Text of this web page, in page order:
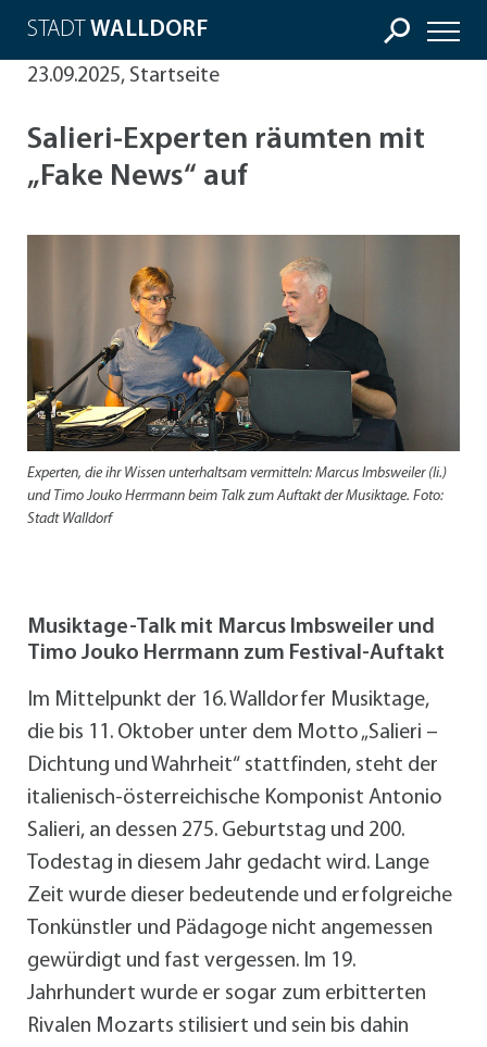
STADT WALLDORF
23.09.2025, Startseite
Salieri-Experten räumten mit
„Fake News“ auf
Experten, die ihr Wissen unterhaltsam vermitteln: Marcus Imbsweiler (li.)
und Timo Jouko Herrmann beim Talk zum Auftakt der Musiktage. Foto:
Stadt Walldorf
Musiktage-Talk mit Marcus Imbsweiler und
Timo Jouko Herrmann zum Festival-Auftakt
Im Mittelpunkt der 16. Walldorfer Musiktage,
die bis 11. Oktober unter dem Motto „Salieri –
Dichtung und Wahrheit“ stattfinden, steht der
italienisch-österreichische Komponist Antonio
Salieri, an dessen 275. Geburtstag und 200.
Todestag in diesem Jahr gedacht wird. Lange
Zeit wurde dieser bedeutende und erfolgreiche
Tonkünstler und Pädagoge nicht angemessen
gewürdigt und fast vergessen. Im 19.
Jahrhundert wurde er sogar zum erbitterten
Rivalen Mozarts stilisiert und sein bis dahin